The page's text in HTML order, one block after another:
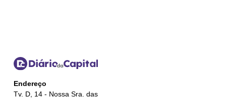
Endereço
Tv. D, 14 - Nossa Sra. das